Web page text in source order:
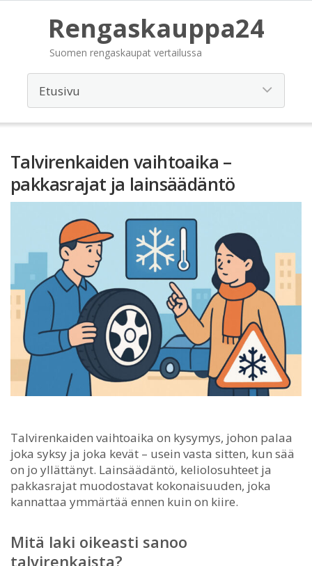
Rengaskauppa24
Suomen rengaskaupat vertailussa
Talvirenkaiden vaihtoaika –
pakkasrajat ja lainsäädäntö
Talvirenkaiden vaihtoaika on kysymys, johon palaa
joka syksy ja joka kevät – usein vasta sitten, kun sää
on jo yllättänyt. Lainsäädäntö, keliolosuhteet ja
pakkasrajat muodostavat kokonaisuuden, joka
kannattaa ymmärtää ennen kuin on kiire.
Mitä laki oikeasti sanoo
talvirenkaista?